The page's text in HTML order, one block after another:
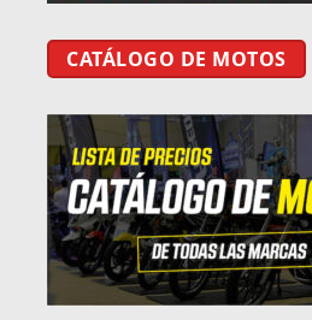
CATÁLOGO DE MOTOS